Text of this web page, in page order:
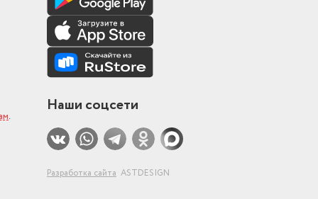
.
Наши соцсети
Разработка сайта ASTDESIGN